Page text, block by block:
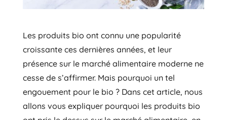
Les produits bio ont connu une popularité
croissante ces dernières années, et leur
présence sur le marché alimentaire moderne ne
cesse de s’affirmer. Mais pourquoi un tel
engouement pour le bio ? Dans cet article, nous
allons vous expliquer pourquoi les produits bio